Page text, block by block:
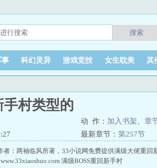
搜索
事 科幻灵异 游戏竞技 女生耽美 其
村类型的
动 作： 加入书架 章
最新章节： 第257节
：两袖临风所著，33小说网免费提供满级大佬重回
满级BOSS重回新手村